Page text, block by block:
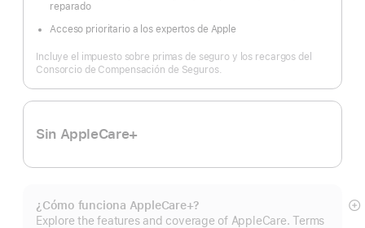
reparado
Acceso prioritario a los expertos de Apple
Incluye el impuesto sobre primas de seguro y los recargos del
Consorcio de Compensación de Seguros.
Sin AppleCare+
¿Cómo funciona AppleCare+?
Explore the features and coverage of AppleCare. Terms